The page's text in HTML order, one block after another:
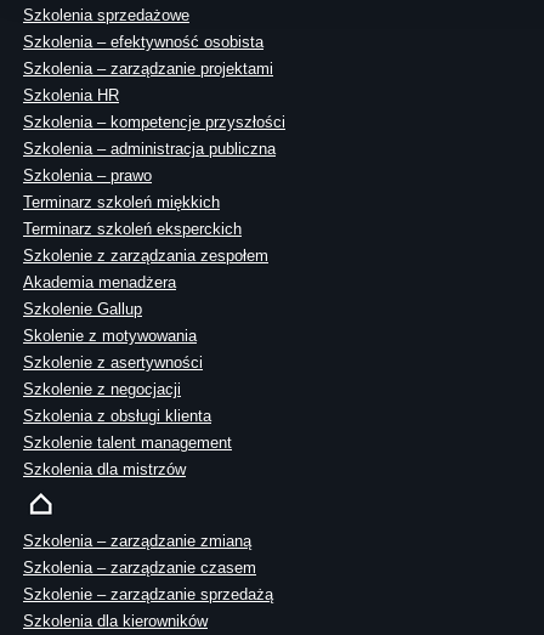
Szkolenia sprzedażowe
Szkolenia – efektywność osobista
Szkolenia – zarządzanie projektami
Szkolenia HR
Szkolenia – kompetencje przyszłości
Szkolenia – administracja publiczna
Szkolenia – prawo
Terminarz szkoleń miękkich
Terminarz szkoleń eksperckich
Szkolenie z zarządzania zespołem
Akademia menadżera
Szkolenie Gallup
Skolenie z motywowania
Szkolenie z asertywności
Szkolenie z negocjacji
Szkolenia z obsługi klienta
Szkolenie talent management
Szkolenia dla mistrzów
Szkolenia – zarządzanie zmianą
Szkolenia – zarządzanie czasem
Szkolenie – zarządzanie sprzedażą
Szkolenia dla kierowników